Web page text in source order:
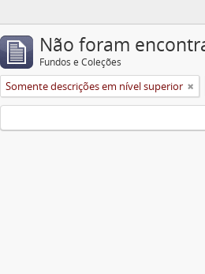
Não foram
Fundos e Coleções
Somente descrições em nível superior